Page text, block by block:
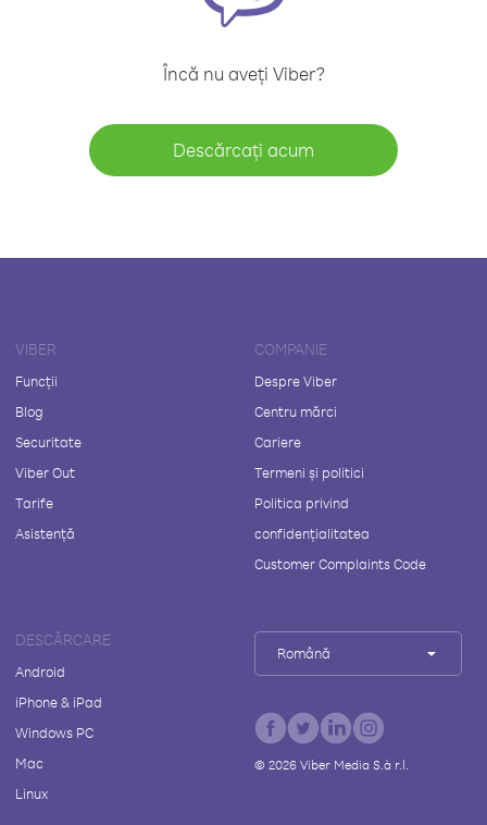
Încă nu aveți Viber?
Descărcați acum
VIBER
Funcții
Blog
Securitate
Viber Out
Tarife
Asistență
COMPANIE
Despre Viber
Centru mărci
Cariere
Termeni și politici
Politica privind
confidențialitatea
Customer Complaints Code
DESCĂRCARE
Android
iPhone & iPad
Windows PC
Mac
Linux
Română
© 2026Viber Media S.à r.l.